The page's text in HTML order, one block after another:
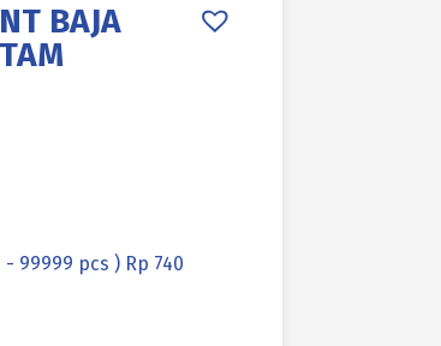
BAJA
- 99999 pcs ) Rp 740